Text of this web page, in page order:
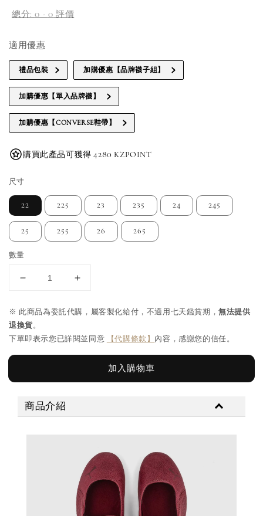
總分:0 - 0 評價
適用優惠
禮品包裝 加購優惠【品牌襪子組】
加購優惠【單入品牌襪】
加購優惠【CONVERSE鞋帶】
購買此產品可獲得 4280 KZPOINT
尺寸
22 225 23 235 24 245
25 255 26 265
數量
※ 此商品為委託代購，屬客製化給付，不適用七天鑑賞期，無法提供
退換貨。
下單即表示您已詳閱並同意
【代購條款】 內容，感謝您的信任。
加入購物車
商品介紹